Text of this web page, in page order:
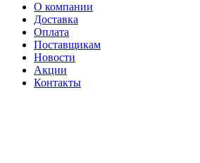
О компании
Доставка
Оплата
Поставщикам
Новости
Акции
Контакты